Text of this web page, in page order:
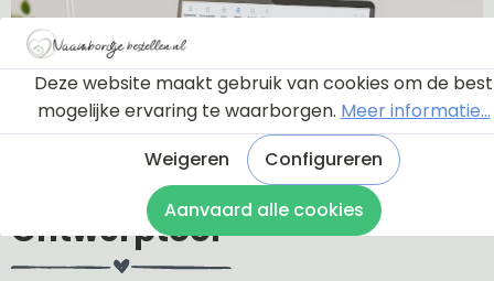
Ontwerptool
Deze website maakt gebruik van cookies om de best
mogelijke ervaring te waarborgen. Meer informatie...
Weigeren
Configureren
Aanvaard alle cookies